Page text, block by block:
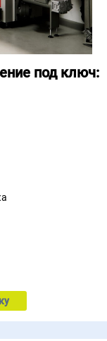
под ключ: